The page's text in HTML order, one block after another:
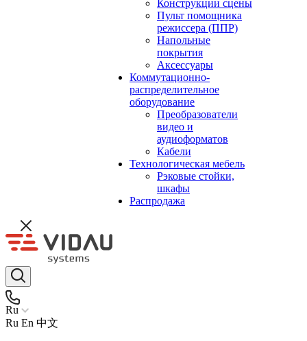
Конструкции сцены
Пульт помощника
режиссера (ППР)
Напольные
покрытия
Аксессуары
Коммутационно-
распределительное
оборудование
Преобразователи
видео и
аудиоформатов
Кабели
Технологическая мебель
Рэковые стойки,
шкафы
Распродажа
Ru
Ru En 中文